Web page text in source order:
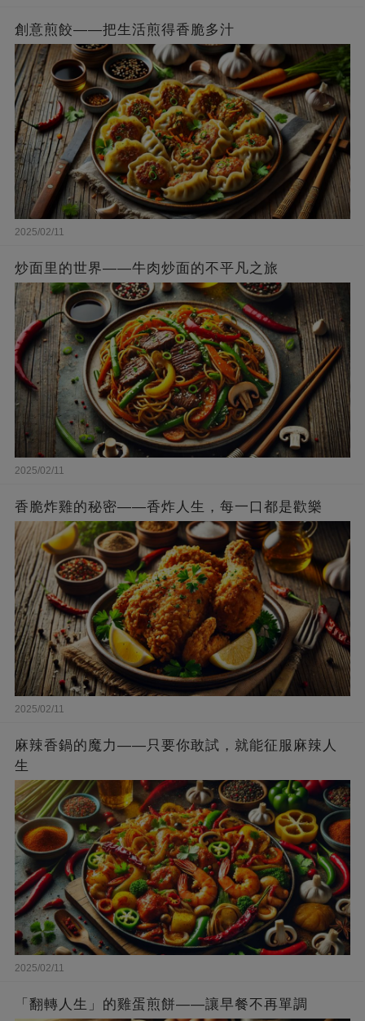
創意煎餃——把生活煎得香脆多汁
2025/02/11
炒面里的世界——牛肉炒面的不平凡之旅
2025/02/11
香脆炸雞的秘密——香炸人生，每一口都是歡樂
2025/02/11
麻辣香鍋的魔力——只要你敢試，就能征服麻辣人
生
2025/02/11
「翻轉人生」的雞蛋煎餅——讓早餐不再單調